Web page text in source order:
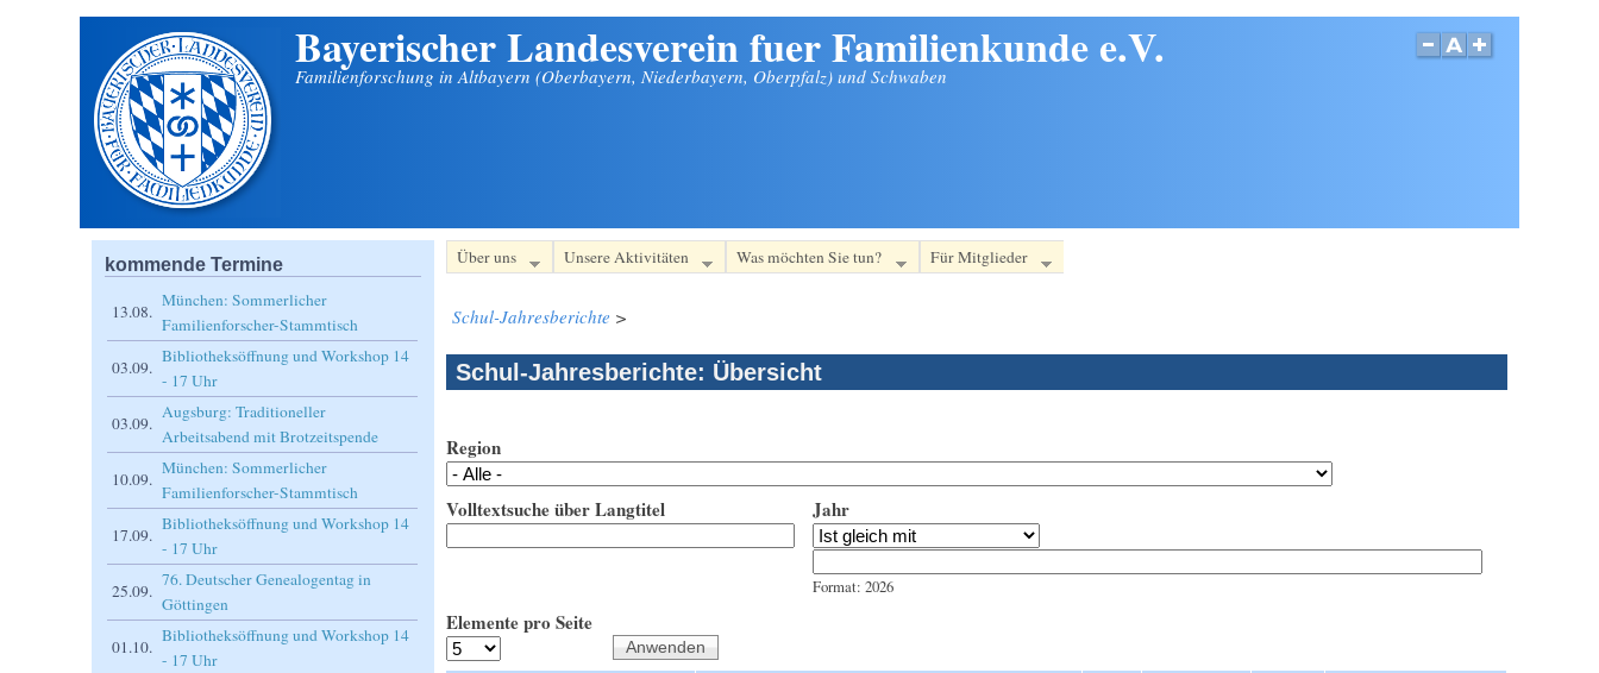
Bayerischer Landesverein fuer Familienkunde e.V.
Familienforschung in Altbayern (Oberbayern, Niederbayern, Oberpfalz) und Schwaben
Über uns Unsere Aktivitäten Was möchten Sie tun? Für Mitglieder
Schul-Jahresberichte >
Schul-Jahresberichte: Übersicht
Region
Volltextsuche über Langtitel
Jahr
Format: 2026
Elemente pro Seite
kommende Termine
13.08.
München: Sommerlicher
Familienforscher-Stammtisch
03.09.
Bibliotheksöffnung und Workshop 14
- 17 Uhr
03.09.
Augsburg: Traditioneller
Arbeitsabend mit Brotzeitspende
10.09.
München: Sommerlicher
Familienforscher-Stammtisch
17.09.
Bibliotheksöffnung und Workshop 14
- 17 Uhr
25.09.
76. Deutscher Genealogentag in
Göttingen
01.10.
Bibliotheksöffnung und Workshop 14
- 17 Uhr